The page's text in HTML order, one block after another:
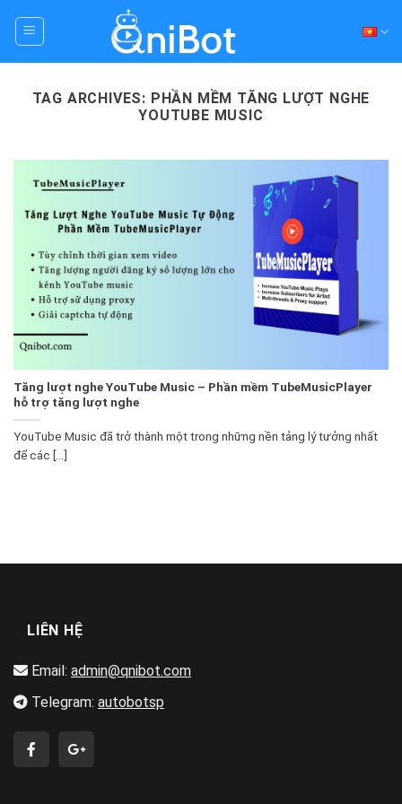
TAG ARCHIVES: PHẦN MỀM TĂNG LƯỢT NGHE
YOUTUBE MUSIC
Tăng lượt nghe YouTube Music – Phần mềm TubeMusicPlayer
hỗ trợ tăng lượt nghe
YouTube Music đã trở thành một trong những nền tảng lý tưởng nhất
để các [...]
LIÊN HỆ
Email: admin@qnibot.com
Telegram: autobotsp